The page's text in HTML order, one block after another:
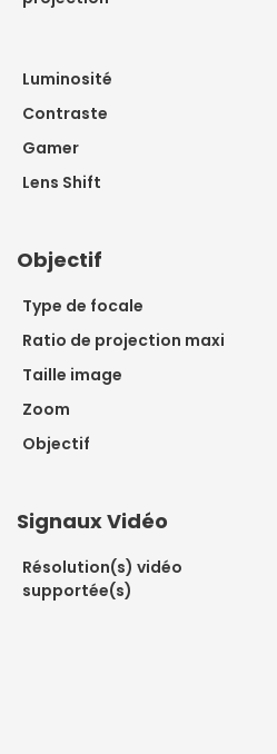
Luminosité
Contraste
Gamer
Lens Shift
Objectif
Type de focale
Ratio de projection maxi
Taille image
Zoom
Objectif
Signaux Vidéo
Résolution(s) vidéo
supportée(s)